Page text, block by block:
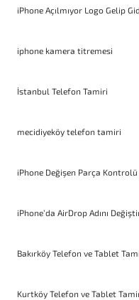
iPhone Açılmıyor Logo Gelip
iphone kamera titremesi
İstanbul Telefon Tamiri
mecidiyeköy telefon tamiri
iPhone Değişen Parça Kontrolü
iPhone’da AirDrop Adını
Bakırköy Telefon ve Tablet
Kurtköy Telefon ve Tablet